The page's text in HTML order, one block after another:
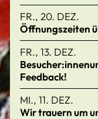
FR., 20. DEZ.
Öffnungszeiten
FR., 13. DEZ.
Feedback!
MI., 11. DEZ.
Wir trauern um